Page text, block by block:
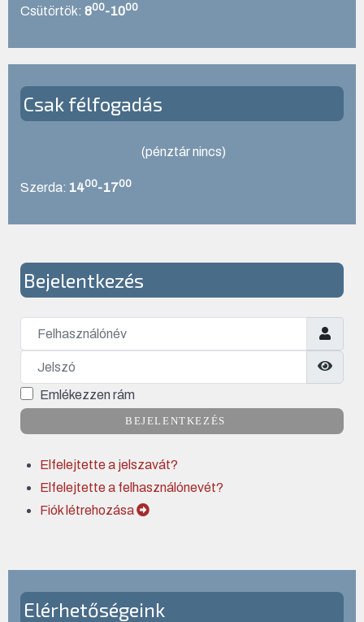
Csütörtök: 800-1000
Csak félfogadás
(pénztár nincs)
Szerda: 1400-1700
Bejelentkezés
Felhasználónév
Jelszó
Emlékezzen rám
BEJELENTKEZÉS
Elfelejtette a jelszavát?
Elfelejtette a felhasználónevét?
Fiók létrehozása
Elérhetőségeink